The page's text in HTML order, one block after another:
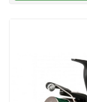
náhradní
Parametry:
náhradní